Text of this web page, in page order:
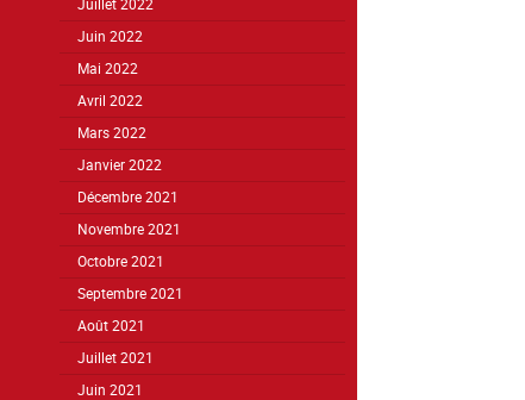
Juillet 2022
Juin 2022
Mai 2022
Avril 2022
Mars 2022
Janvier 2022
Décembre 2021
Novembre 2021
Octobre 2021
Septembre 2021
Août 2021
Juillet 2021
Juin 2021